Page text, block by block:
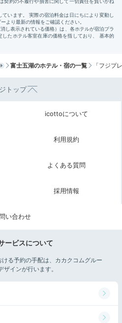
富士五湖のホテル・宿の一覧 「フジプ
トップ
icottoについて
利用規約
よくある質問
採用情報
い合わせ
ービスについて
る予約の手配は、カカクコムグルー
インが行います。